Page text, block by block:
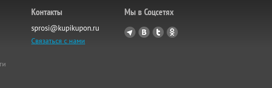
Контакты
sprosi@kupikupon.ru
Связаться с нами
Мы в Соцсетях